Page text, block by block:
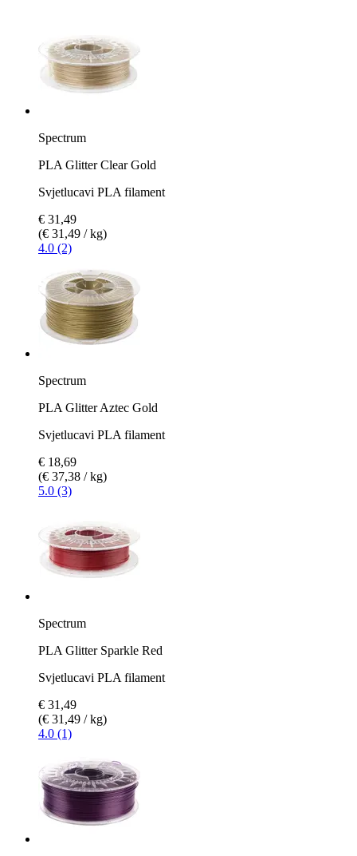
Spectrum
PLA Glitter Clear Gold
Svjetlucavi PLA filament
€ 31,49
(€ 31,49 / kg)
4.0 (2)
Spectrum
PLA Glitter Aztec Gold
Svjetlucavi PLA filament
€ 18,69
(€ 37,38 / kg)
5.0 (3)
Spectrum
PLA Glitter Sparkle Red
Svjetlucavi PLA filament
€ 31,49
(€ 31,49 / kg)
4.0 (1)